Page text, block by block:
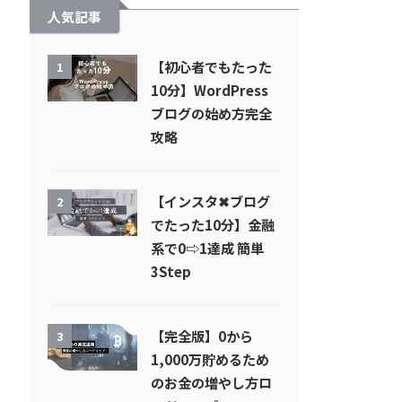
人気記事
1
【初心者でもたった
10分】WordPress
ブログの始め方完全
攻略
2
【インスタ✖︎ブログ
でたった10分】金融
系で0⇨1達成 簡単
3Step
3
【完全版】0から
1,000万貯めるため
のお金の増やし方ロ